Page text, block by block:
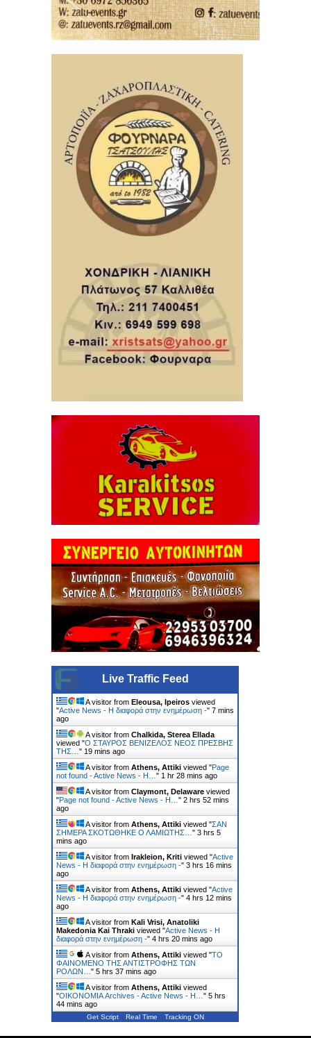
Live Traffic Feed
A visitor from Eleousa, Ipeiros viewed
"Active News - Η διαφορά στην ενημέρωση -" 7 mins
ago
A visitor from Chalkida, Sterea Ellada
viewed "Ο ΣΤΑΥΡΟΣ ΒΕΝΙΖΕΛΟΣ ΝΕΟΣ ΠΡΕΣΒΗΣ
ΤΗΣ… " 19 mins ago
A visitor from Athens, Attiki viewed "Page
not found - Active News - Η… " 1 hr 28 mins ago
A visitor from Claymont, Delaware viewed
"Page not found - Active News - Η… " 2 hrs 52 mins
ago
A visitor from Athens, Attiki viewed "ΣΑΝ
ΣΗΜΕΡΑ ΣΚΟΤΩΘΗΚΕ Ο ΛΑΜΙΩΤΗΣ… " 3 hrs 5
mins ago
A visitor from Irakleion, Kriti viewed "Active
News - Η διαφορά στην ενημέρωση -" 3 hrs 16 mins
ago
A visitor from Athens, Attiki viewed "Active
News - Η διαφορά στην ενημέρωση -" 4 hrs 12 mins
ago
A visitor from Kali Vrisi, Anatoliki
Makedonia Kai Thraki viewed "Active News - Η
διαφορά στην ενημέρωση -" 4 hrs 20 mins ago
A visitor from Athens, Attiki viewed "ΤΟ
ΦΑΙΝΟΜΕΝΟ ΤΗΣ ΑΝΤΙΣΤΡΟΦΗΣ ΤΩΝ
ΡΟΛΩΝ… " 5 hrs 37 mins ago
A visitor from Athens, Attiki viewed
"ΟΙΚΟΝΟΜΙΑ Archives - Active News - Η… " 5 hrs
44 mins ago
Get Script Real Time Tracking ON